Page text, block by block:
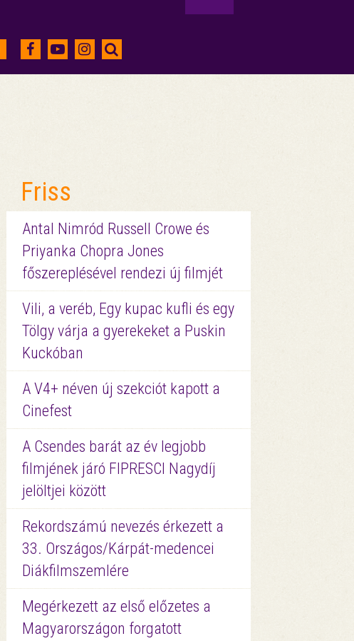
Friss
Antal Nimród Russell Crowe és
Priyanka Chopra Jones
főszereplésével rendezi új filmjét
Vili, a veréb, Egy kupac kufli és egy
Tölgy várja a gyerekeket a Puskin
Kuckóban
A V4+ néven új szekciót kapott a
Cinefest
A Csendes barát az év legjobb
filmjének járó FIPRESCI Nagydíj
jelöltjei között
Rekordszámú nevezés érkezett a
33. Országos/Kárpát-medencei
Diákfilmszemlére
Megérkezett az első előzetes a
Magyarországon forgatott